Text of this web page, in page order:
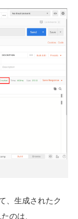
、生成されたク
のは、